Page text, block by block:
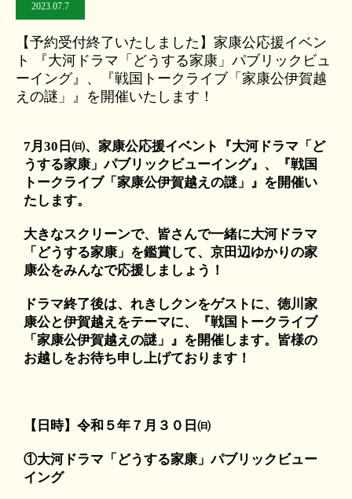
2023.07.7
【予約受付終了いたしました】家康公応援イベン
ト 『大河ドラマ「どうする家康」パブリックビュ
ーイング』、『戦国トークライブ「家康公伊賀越
えの謎」』を開催いたします！
7月30日㈰、家康公応援イベント『大河ドラマ「ど
うする家康」パブリックビューイング』、『戦国
トークライブ「家康公伊賀越えの謎」』を開催い
たします。
大きなスクリーンで、皆さんで一緒に大河ドラマ
「どうする家康」を鑑賞して、京田辺ゆかりの家
康公をみんなで応援しましょう！
ドラマ終了後は、れきしクンをゲストに、徳川家
康公と伊賀越えをテーマに、『戦国トークライブ
「家康公伊賀越えの謎」』を開催します。皆様の
お越しをお待ち申し上げております！
【日時】令和５年７月３０日㈰
①大河ドラマ「どうする家康」パブリックビュー
イング